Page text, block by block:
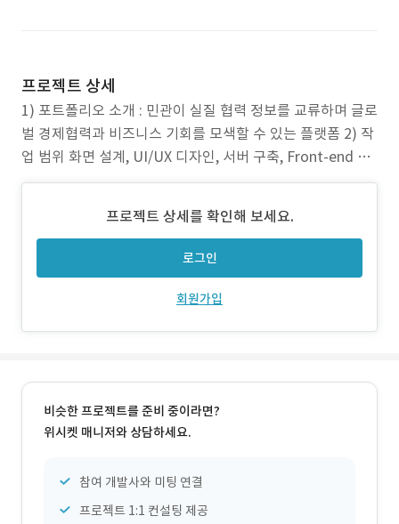
프로젝트 상세
1) 포트폴리오 소개 : 민관이 실질 협력 정보를 교류하며 글로
벌 경제협력과 비즈니스 기회를 모색할 수 있는 플랫폼 2) 작
업 범위 화면 설계, UI/UX 디자인, 서버 구축, Front-end 개
발, 관리자 페이지 개발 반응형 웹 개발 3) 주요 업무 133개
드 및 관리 시스템 구축 커뮤니티 구축 서베이 구축 공공
프로젝트 상세를 확인해 보세요.
로그인
회원가입
비슷한 프로젝트를 준비 중이라면?
위시켓 매니저와 상담하세요.
참여 개발사와 미팅 연결
프로젝트 1:1 컨설팅 제공